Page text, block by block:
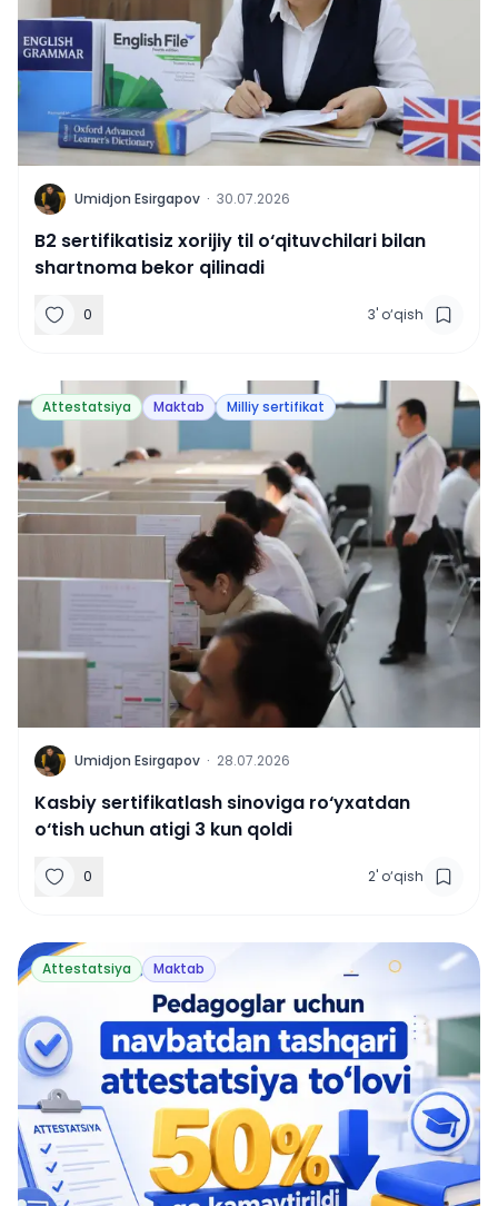
U Umidjon Esirgapov · 30.07.2026
B2 sertifikatisiz xorijiy til o‘qituvchilari bilan
shartnoma bekor qilinadi
0 3' o‘qish
Attestatsiya Maktab Milliy sertifikat
U Umidjon Esirgapov · 28.07.2026
Kasbiy sertifikatlash sinoviga ro‘yxatdan
o‘tish uchun atigi 3 kun qoldi
0 2' o‘qish
Attestatsiya Maktab